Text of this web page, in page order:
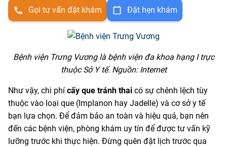
Gọi tư vấn đặt khám Đặt hẹn khám
Bệnh viện Trưng Vương là bệnh viện đa khoa hạng I trực
thuộc Sở Y tế. Nguồn: Internet
Như vậy, chi phí cấy que tránh thai có sự chênh lệch tùy
thuộc vào loại que (Implanon hay Jadelle) và cơ sở y tế
bạn lựa chọn. Để đảm bảo an toàn và hiệu quả, bạn nên
đến các bệnh viện, phòng khám uy tín để được tư vấn kỹ
lưỡng trước khi thực hiện. Đừng quên đặt lịch trước qua